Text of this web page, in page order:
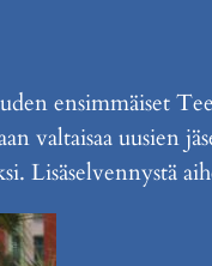
ensimmäiset
valtaisaa uusien
Lisäselvennystä